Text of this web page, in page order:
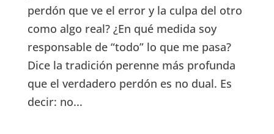
perdón que ve el error y la culpa del otro
como algo real? ¿En qué medida soy
responsable de “todo” lo que me pasa?
Dice la tradición perenne más profunda
que el verdadero perdón es no dual. Es
decir: no...